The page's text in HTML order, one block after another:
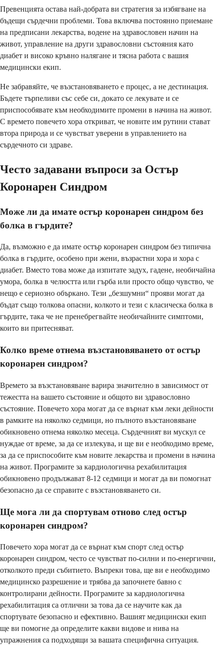
Превенцията остава най-добрата ви стратегия за избягване на
бъдещи сърдечни проблеми. Това включва постоянно приемане
на предписани лекарства, водене на здравословен начин на
живот, управление на други здравословни състояния като
диабет и високо кръвно налягане и тясна работа с вашия
медицински екип.
Не забравяйте, че възстановяването е процес, а не дестинация.
Бъдете търпеливи със себе си, докато се лекувате и се
приспособявате към необходимите промени в начина на живот.
С времето повечето хора откриват, че новите им рутини стават
втора природа и се чувстват уверени в управлението на
сърдечното си здраве.
Често задавани въпроси за Остър
Коронарен Синдром
Може ли да имате остър коронарен синдром без
болка в гърдите?
Да, възможно е да имате остър коронарен синдром без типична
болка в гърдите, особено при жени, възрастни хора и хора с
диабет. Вместо това може да изпитате задух, гадене, необичайна
умора, болка в челюстта или гърба или просто общо чувство, че
нещо е сериозно объркано. Тези „безшумни“ прояви могат да
бъдат също толкова опасни, колкото и тези с класическа болка в
гърдите, така че не пренебрегвайте необичайните симптоми,
които ви притесняват.
Колко време отнема възстановяването от остър
коронарен синдром?
Времето за възстановяване варира значително в зависимост от
тежестта на вашето състояние и общото ви здравословно
състояние. Повечето хора могат да се върнат към леки дейности
в рамките на няколко седмици, но пълното възстановяване
обикновено отнема няколко месеца. Сърдечният ви мускул се
нуждае от време, за да се излекува, и ще ви е необходимо време,
за да се приспособите към новите лекарства и промени в начина
на живот. Програмите за кардиологична рехабилитация
обикновено продължават 8-12 седмици и могат да ви помогнат
безопасно да се справите с възстановяването си.
Ще мога ли да спортувам отново след остър
коронарен синдром?
Повечето хора могат да се върнат към спорт след остър
коронарен синдром, често се чувстват по-силни и по-енергични,
отколкото преди събитието. Въпреки това, ще ви е необходимо
медицинско разрешение и трябва да започнете бавно с
контролирани дейности. Програмите за кардиологична
рехабилитация са отлични за това да се научите как да
спортувате безопасно и ефективно. Вашият медицински екип
ще ви помогне да определите какви видове и нива на
упражнения са подходящи за вашата специфична ситуация.